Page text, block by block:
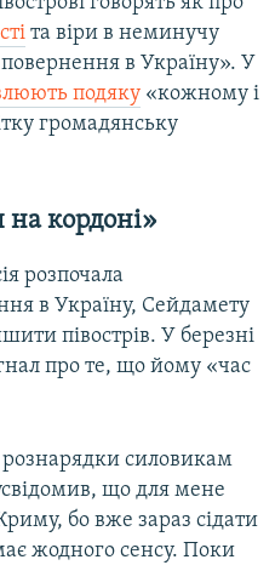
та віри в неминучу
повернення в Україну». У
подяку «кожному і
громадянську
на кордоні»
розпочала
в Україну, Сейдамету
півострів. У березні
про те, що йому «час
силовикам
що для мене
бо вже зараз сідати
жодного сенсу. Поки